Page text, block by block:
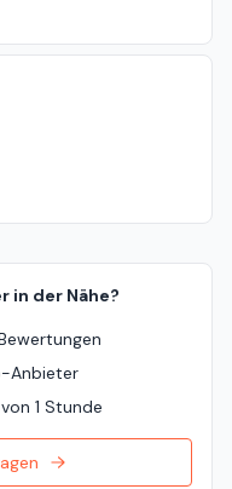
in der Nähe?
Anbieter
1 Stunde